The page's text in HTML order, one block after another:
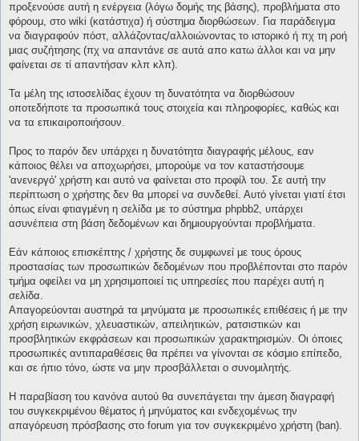
προξενούσε αυτή η ενέργεια (λόγω δομής της βάσης), προβλήματα στο
φόρουμ, στο wiki (κατάστιχα) ή σύστημα διορθώσεων. Για παράδειγμα
να διαγραφούν πόστ, αλλάζοντας/αλλοιώνοντας το ιστορικό ή πχ τη ροή
μιας συζήτησης (πχ να απαντάνε σε αυτά απο κατω άλλοι και να μην
φαίνεται σε τί απαντήσαν κλπ κλπ).
Τα μέλη της ιστοσελίδας έχουν τη δυνατότητα να διορθώσουν
οποτεδήποτε τα προσωπικά τους στοιχεία και πληροφορίες, καθώς και
να τα επικαιροποιήσουν.
Προς το παρόν δεν υπάρχει η δυνατότητα διαγραφής μέλους, εαν
κάποιος θέλει να αποχωρήσει, μπορούμε να τον καταστήσουμε
'ανενεργό' χρήστη και αυτό να φαίνεται στο προφίλ του. Σε αυτή την
περίπτωση ο χρήστης δεν θα μπορεί να συνδεθεί. Αυτό γίνεται γιατί έτσι
όπως είναι φτιαγμένη η σελίδα με το σύστημα phpbb2, υπάρχει
ασυνέπεια στη βάση δεδομένων και δημιουργούνται προβλήματα.
Εάν κάποιος επισκέπτης / χρήστης δε συμφωνεί με τους όρους
προστασίας των προσωπικών δεδομένων που προβλέπονται στο παρόν
τμήμα οφείλει να μη χρησιμοποιεί τις υπηρεσίες που παρέχει αυτή η
σελίδα.
Απαγορεύονται αυστηρά τα μηνύματα με προσωπικές επιθέσεις ή με την
χρήση ειρωνικών, χλευαστικών, απειλητικών, ρατσιστικών και
προσβλητικών εκφράσεων και προσωπικών χαρακτηρισμών. Οι όποιες
προσωπικές αντιπαραθέσεις θα πρέπει να γίνονται σε κόσμιο επίπεδο,
και σε ήπιο τόνο, ώστε να μην προσβάλλεται ο συνομιλητής.
Η παραβίαση του κανόνα αυτού θα συνεπάγεται την άμεση διαγραφή
του συγκεκριμένου θέματος ή μηνύματος και ενδεχομένως την
απαγόρευση πρόσβασης στο forum για τον συγκεκριμένο χρήστη (ban).